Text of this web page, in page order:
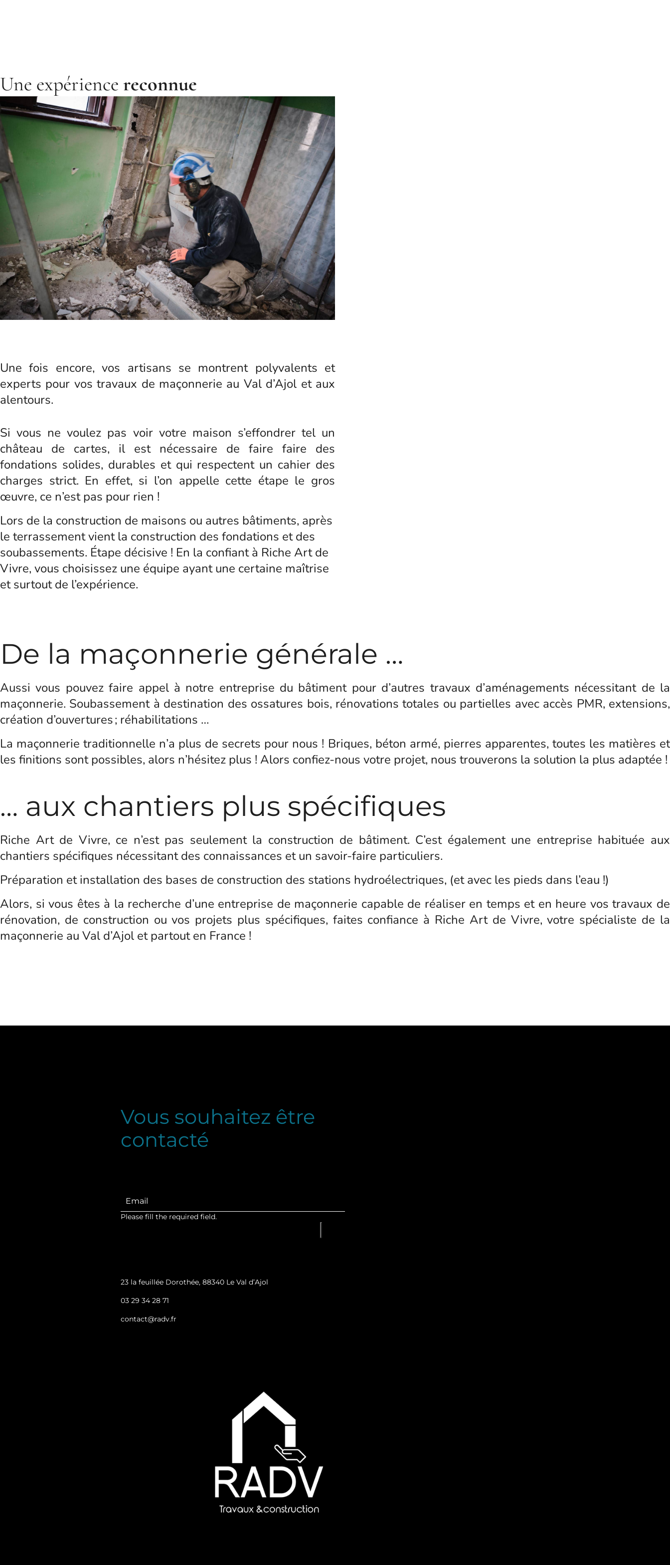
Une expérience reconnue
Une fois encore, vos artisans se montrent polyvalents et
experts pour vos travaux de maçonnerie au Val d’Ajol et aux
alentours.
Si vous ne voulez pas voir votre maison s’effondrer tel un
château de cartes, il est nécessaire de faire faire des
fondations solides, durables et qui respectent un cahier des
charges strict. En effet, si l’on appelle cette étape le gros
œuvre, ce n’est pas pour rien !
Lors de la construction de maisons ou autres bâtiments, après
le terrassement vient la construction des fondations et des
soubassements. Étape décisive ! En la confiant à Riche Art de
Vivre, vous choisissez une équipe ayant une certaine maîtrise
et surtout de l’expérience.
De la maçonnerie générale …
Aussi vous pouvez faire appel à notre entreprise du bâtiment pour d’autres travaux d’aménagements nécessitant de la
maçonnerie. Soubassement à destination des ossatures bois, rénovations totales ou partielles avec accès PMR, extensions,
création d’ouvertures ; réhabilitations …
La maçonnerie traditionnelle n’a plus de secrets pour nous ! Briques, béton armé, pierres apparentes, toutes les matières et
les finitions sont possibles, alors n’hésitez plus ! Alors confiez-nous votre projet, nous trouverons la solution la plus adaptée !
… aux chantiers plus spécifiques
Riche Art de Vivre, ce n’est pas seulement la construction de bâtiment. C’est également une entreprise habituée aux
chantiers spécifiques nécessitant des connaissances et un savoir-faire particuliers.
Préparation et installation des bases de construction des stations hydroélectriques, (et avec les pieds dans l’eau !)
Alors, si vous êtes à la recherche d’une entreprise de maçonnerie capable de réaliser en temps et en heure vos travaux de
rénovation, de construction ou vos projets plus spécifiques, faites confiance à Riche Art de Vivre, votre spécialiste de la
maçonnerie au Val d’Ajol et partout en France !
Vous souhaitez être
contacté
Please fill the required field.
23 la feuillée Dorothée, 88340 Le Val d’Ajol
03 29 34 28 71
contact@radv.fr